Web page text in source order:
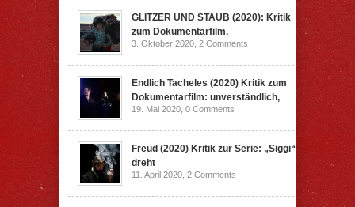
GLITZER UND STAUB (2020): Kritik
zum Dokumentarfilm.
3. Oktober 2020, 2 Comments
Endlich Tacheles (2020) Kritik zum
Dokumentarfilm: unverständlich,
19. Mai 2020, 0 Comments
Freud (2020) Kritik zur Serie: „Siggi“
dreht
11. April 2020, 2 Comments